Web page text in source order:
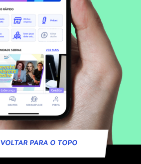
VOLTAR PARA O TOPO